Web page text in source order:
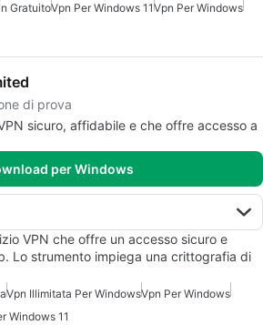
GratuitoVpn Per Windows 11Vpn Per Windows
di prova
sicuro, affidabile e che offre accesso a
per Windows
VPN che offre un accesso sicuro e
Lo strumento impiega una crittografia di
Vpn Illimitata Per WindowsVpn Per Windows
Windows 11